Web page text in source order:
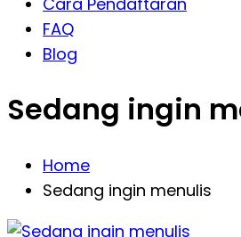
FAQ
Blog
Sedang ingin
Home
Sedang ingin menulis